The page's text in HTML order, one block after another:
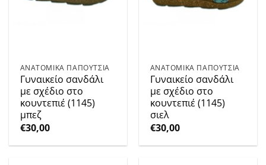
ΑΝΑΤΟΜΙΚΑ ΠΑΠΟΥΤΣΙΑ
Γυναικείο σανδάλι
με σχέδιο στο
κουντεπιέ (1145)
μπεζ
€30,00
ΑΝΑΤΟΜΙΚΑ ΠΑΠΟΥΤΣΙΑ
Γυναικείο σανδάλι
με σχέδιο στο
κουντεπιέ (1145)
σιελ
€30,00